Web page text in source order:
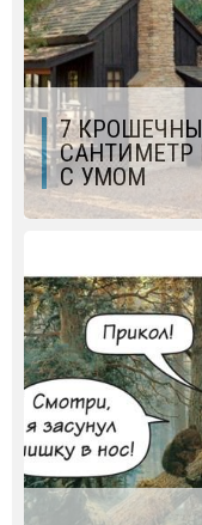
7
САНТИМЕТР
С УМОМ